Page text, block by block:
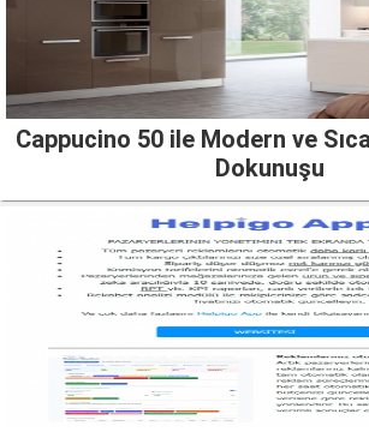
Cappucino 50 ile Modern ve
Dokunuşu